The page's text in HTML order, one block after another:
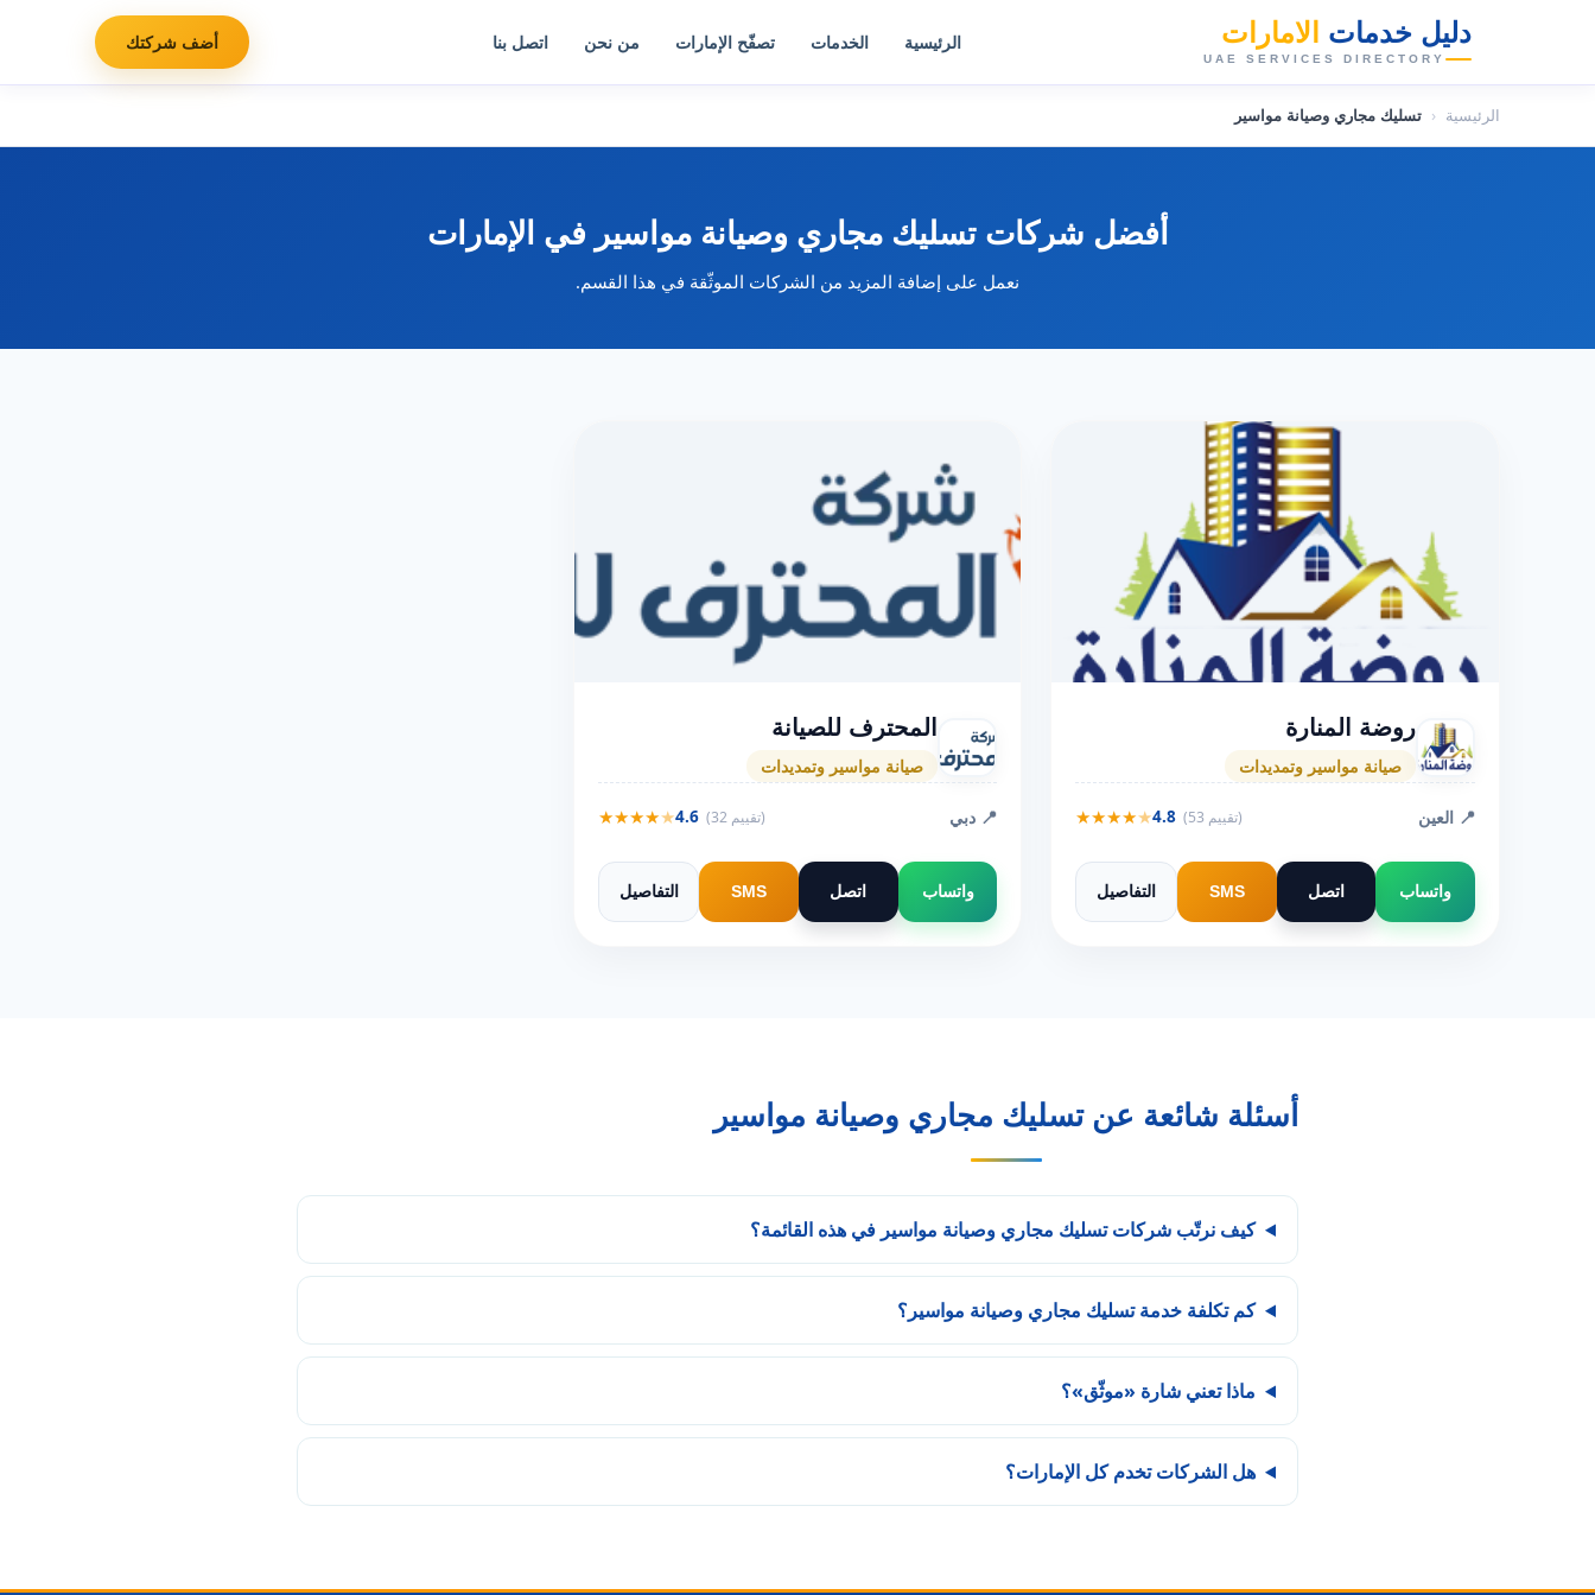
دليل خدمات الامارات
UAE SERVICES DIRECTORY
الرئيسية الخدمات تصفّح الإمارات من نحن اتصل بنا أضف شركتك
الرئيسية ‹ تسليك مجاري وصيانة مواسير
أفضل شركات تسليك مجاري وصيانة مواسير في الإمارات
نعمل على إضافة المزيد من الشركات الموثّقة في هذا القسم.
روضة المنارة
صيانة مواسير وتمديدات
📍 العين ★★★★★4.8 (53 تقييم)
واتساب اتصل SMS التفاصيل
المحترف للصيانة
صيانة مواسير وتمديدات
📍 دبي ★★★★★4.6 (32 تقييم)
واتساب اتصل SMS التفاصيل
أسئلة شائعة عن تسليك مجاري وصيانة مواسير
كيف نرتّب شركات تسليك مجاري وصيانة مواسير في هذه القائمة؟
كم تكلفة خدمة تسليك مجاري وصيانة مواسير؟
ماذا تعني شارة «موثّق»؟
هل الشركات تخدم كل الإمارات؟